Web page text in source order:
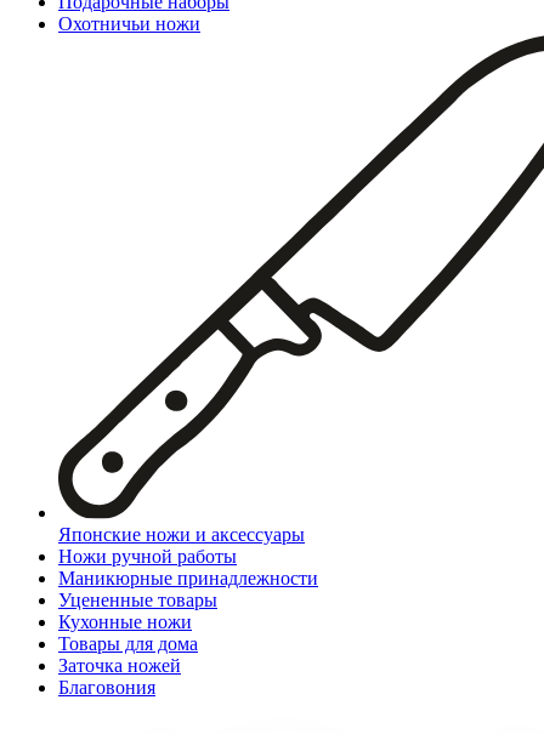
Охотничьи ножи
Японские ножи и аксессуары
Ножи ручной работы
Маникюрные принадлежности
Уцененные товары
Кухонные ножи
Товары для дома
Заточка ножей
Благовония